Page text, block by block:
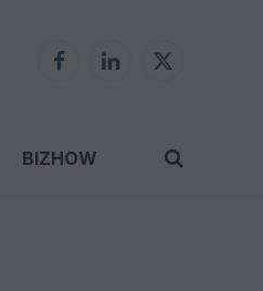
FacebookLinkedIn
X
BIZHOW